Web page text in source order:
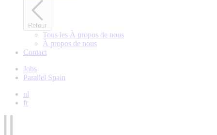
Retour
Tous les À propos de nous
À propos de nous
Contact
Jobs
Parallel Spain
nl
fr